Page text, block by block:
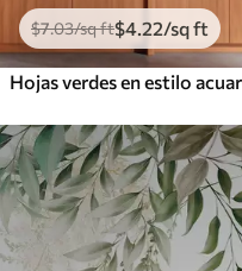
$7.03/sq ft$4 .22/sq ft
Hojas verdes en estilo